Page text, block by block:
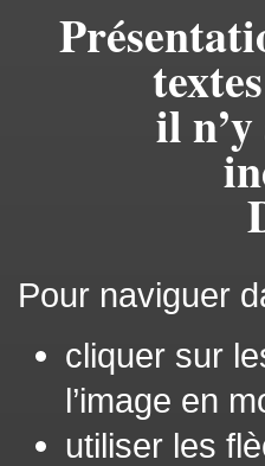
il
Pour naviguer
cliquer sur
l’image en
utiliser les